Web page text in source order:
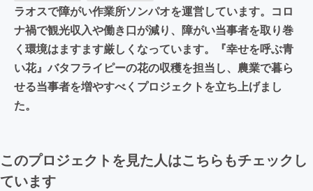
ラオスで障がい作業所ソンパオを運営しています。コロ
ナ禍で観光収入や働き口が減り、障がい当事者を取り巻
く環境はますます厳しくなっています。『幸せを呼ぶ青
い花』バタフライピーの花の収穫を担当し、農業で暮ら
せる当事者を増やすべくプロジェクトを立ち上げまし
た。
このプロジェクトを見た人はこちらもチェックし
ています